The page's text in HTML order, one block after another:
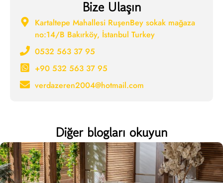
Bize Ulaşın
Kartaltepe Mahallesi RuşenBey sokak mağaza
no:14/B Bakırköy, İstanbul Turkey
0532 563 37 95
+90 532 563 37 95
verdazeren2004@hotmail.com
Diğer blogları okuyun